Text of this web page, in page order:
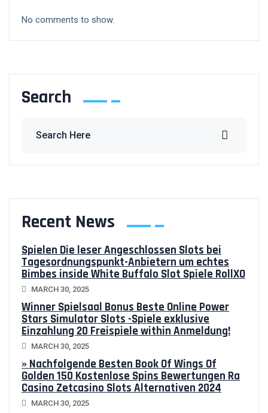
No comments to show.
Search
Recent News
Spielen Die leser Angeschlossen Slots bei
Tagesordnungspunkt-Anbietern um echtes
Bimbes inside White Buffalo Slot Spiele RollXO
MARCH 30, 2025
Winner Spielsaal Bonus Beste Online Power
Stars Simulator Slots -Spiele exklusive
Einzahlung 20 Freispiele within Anmeldung!
MARCH 30, 2025
» Nachfolgende Besten Book Of Wings Of
Golden 150 Kostenlose Spins Bewertungen Ra
Casino Zetcasino Slots Alternativen 2024
MARCH 30, 2025